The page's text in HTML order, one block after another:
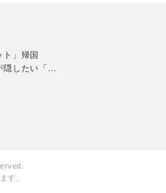
」帰国
したい「...
す。